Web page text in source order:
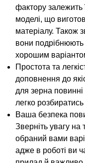
фактору залежить
моделі, що
матеріалу. Також
вони подрібнюють
хорошим
Простота та
доповнення до
для зерна повинні
легко
Ваша безпека
Зверніть увагу на
обраний вами
адже в роботі ви